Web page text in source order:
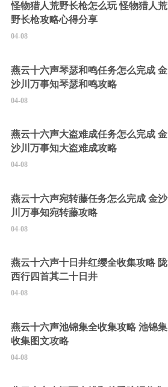
怪物猎人荒野长枪怎么玩 怪物猎人荒
野长枪攻略心得分享
04-08
燕云十六声琴瑟和鸣任务怎么完成 金
沙川万事知琴瑟和鸣攻略
04-08
燕云十六声大盗难成任务怎么完成 金
沙川万事知大盗难成攻略
04-08
燕云十六声宛转藤任务怎么完成 金沙
川万事知宛转藤攻略
04-08
燕云十六声十日井红缨全收集攻略 陇
西行四首其二十日井
04-08
燕云十六声池锦集全收集攻略 池锦集
收集图文攻略
04-08